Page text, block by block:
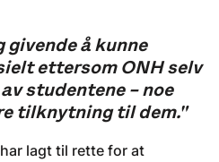
å kunne
ettersom ONH selv
studentene – noe
tilknytning til dem."
lagt til rette for at